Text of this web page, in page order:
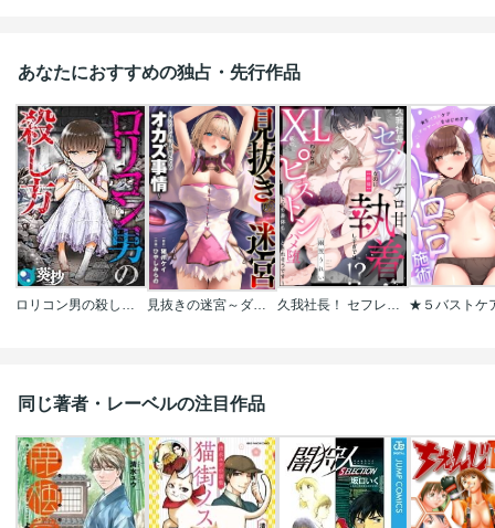
あなたにおすすめの独占・先行作品
見抜きの迷宮～ダンジョン内、冒険者たちのオカズ事情～
同じ著者・レーベルの注目作品